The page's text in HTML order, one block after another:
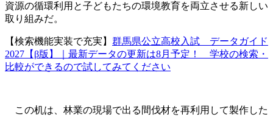
資源の循環利用と子どもたちの環境教育を両立させる新しい
取り組みだ。
【検索機能実装で充実】 群馬県公立高校入試 データガイド
2027【β版】｜最新データの更新は8月予定！ 学校の検索・
比較ができるので試してみてください
この机は、林業の現場で出る間伐材を再利用して製作した